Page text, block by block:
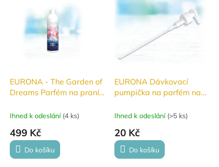
každého, kdo chce,...
po sušení v sušičce....
EURONA - The Garden of
Dreams Parfém na praní
Ihned k odeslání (4 ks)
499 Kč
Do košíku
EURONA Dávkovací
pumpička na parfém na
Ihned k odeslání (>5 ks)
20 Kč
Do košíku